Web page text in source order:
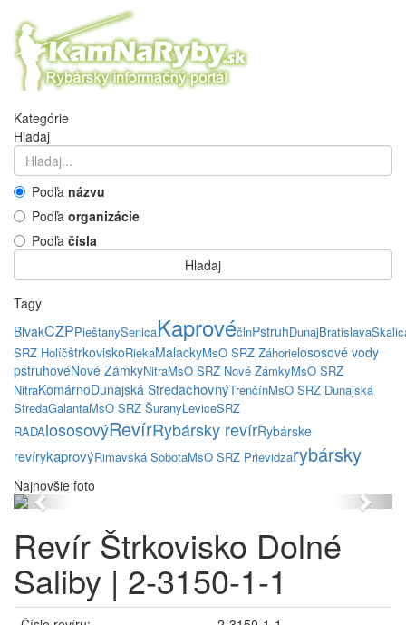
Kategórie
Hladaj
Podľa názvu
Podľa organizácie
Podľa čísla
Hladaj
Tagy
BivakCZPPieštanySenicaKaprovéčlnPstruhDunajBratislava
SRZ HolíčštrkoviskoRiekaMalackyMsO SRZ Záhorielososové vody
pstruhovéNové ZámkyNitraMsO SRZ Nové ZámkyMsO SRZ
NitraKomárnoDunajská StredachovnýTrenčínMsO SRZ Dunajská
StredaGalantaMsO SRZ ŠuranyLeviceSRZ
RADAlososovýRevírRybársky revírRybárske
revírykaprovýRimavská SobotaMsO SRZ Prievidzarybársky
Najnovšie foto
Previous Next
Revír Štrkovisko Dolné
Saliby | 2-3150-1-1